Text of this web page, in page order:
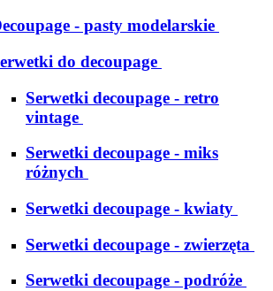
- pasty modelarskie
do decoupage
Serwetki decoupage - retro
vintage
Serwetki decoupage - miks
różnych
Serwetki decoupage - kwiaty
Serwetki decoupage - zwierzęta
Serwetki decoupage - podróże